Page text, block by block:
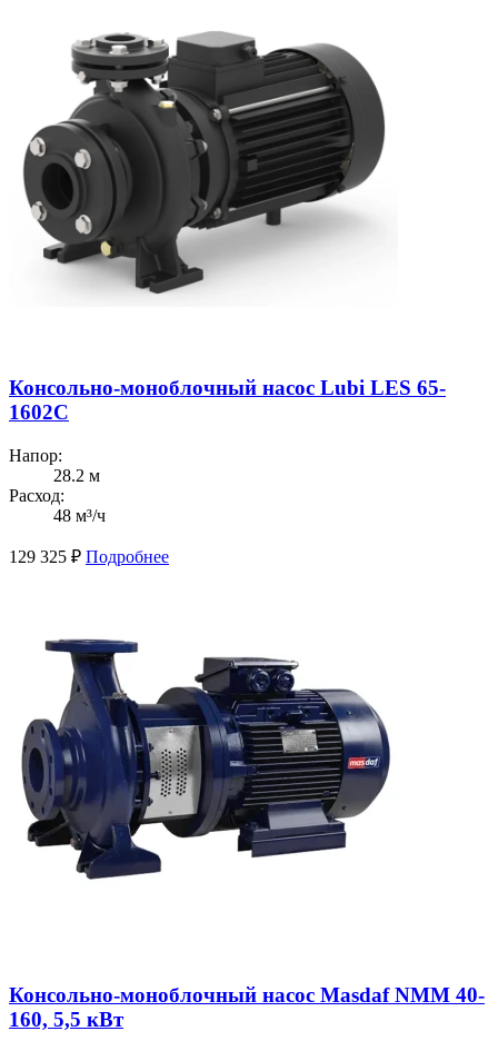
Консольно-моноблочный насос Lubi LES 65-
1602C
Напор:
28.2 м
Расход:
48 м³/ч
129 325 ₽ Подробнее
Консольно-моноблочный насос Masdaf NMM 40-
160, 5,5 кВт